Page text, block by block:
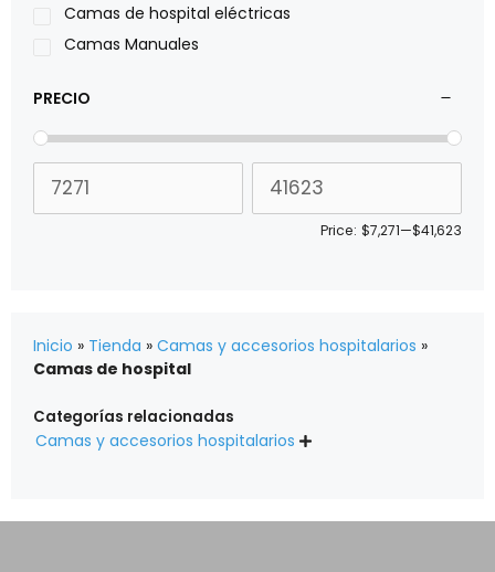
Camas de hospital eléctricas
Camas Manuales
PRECIO
Price: $7,271—$41,623
Inicio » Tienda » Camas y accesorios hospitalarios »
Camas de hospital
Categorías relacionadas
Camas y accesorios hospitalarios 